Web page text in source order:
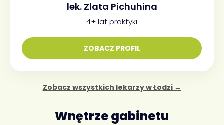
lek. Zlata Pichuhina
4+ lat praktyki
ZOBACZ PROFIL
Zobacz wszystkich lekarzy w Łodzi →
Wnętrze gabinetu